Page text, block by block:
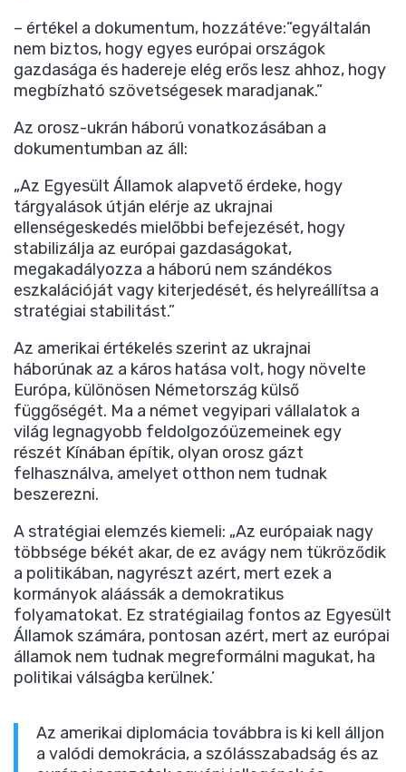
– értékel a dokumentum, hozzátéve:”egyáltalán
nem biztos, hogy egyes európai országok
gazdasága és hadereje elég erős lesz ahhoz, hogy
megbízható szövetségesek maradjanak.”
Az orosz-ukrán háború vonatkozásában a
dokumentumban az áll:
„Az Egyesült Államok alapvető érdeke, hogy
tárgyalások útján elérje az ukrajnai
ellenségeskedés mielőbbi befejezését, hogy
stabilizálja az európai gazdaságokat,
megakadályozza a háború nem szándékos
eszkalációját vagy kiterjedését, és helyreállítsa a
stratégiai stabilitást.”
Az amerikai értékelés szerint az ukrajnai
háborúnak az a káros hatása volt, hogy növelte
Európa, különösen Németország külső
függőségét. Ma a német vegyipari vállalatok a
világ legnagyobb feldolgozóüzemeinek egy
részét Kínában építik, olyan orosz gázt
felhasználva, amelyet otthon nem tudnak
beszerezni.
A stratégiai elemzés kiemeli: „Az európaiak nagy
többsége békét akar, de ez avágy nem tükröződik
a politikában, nagyrészt azért, mert ezek a
kormányok aláássák a demokratikus
folyamatokat. Ez stratégiailag fontos az Egyesült
Államok számára, pontosan azért, mert az európai
államok nem tudnak megreformálni magukat, ha
politikai válságba kerülnek.’
Az amerikai diplomácia továbbra is ki kell álljon
a valódi demokrácia, a szólásszabadság és az